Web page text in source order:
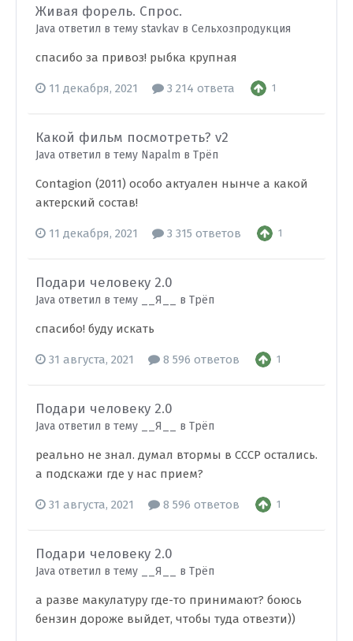
Живая форель. Спрос.
Java ответил в тему stavkav в Сельхозпродукция
спасибо за привоз! рыбка крупная
11 декабря, 2021 3 214 ответа 1
Какой фильм посмотреть? v2
Java ответил в тему Napalm в Трёп
Contagion (2011) особо актуален нынче а какой
актерский состав!
11 декабря, 2021 3 315 ответов 1
Подари человеку 2.0
Java ответил в тему __Я__ в Трёп
спасибо! буду искать
31 августа, 2021 8 596 ответов 1
Подари человеку 2.0
Java ответил в тему __Я__ в Трёп
реально не знал. думал втормы в СССР остались.
а подскажи где у нас прием?
31 августа, 2021 8 596 ответов 1
Подари человеку 2.0
Java ответил в тему __Я__ в Трёп
а разве макулатуру где-то принимают? боюсь
бензин дороже выйдет, чтобы туда отвезти))